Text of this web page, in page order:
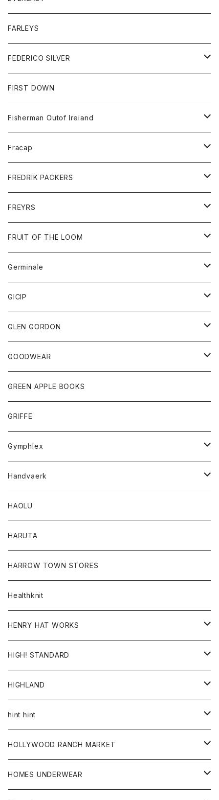
シャツ
セーター
ボトム
ショートパンツ
パンツ
レディース
コート
ジャケット
Tシャツ
ボトム
トップス
ジャケット
スエットシャツ
ボトム
スエットパンツ
グッズ
帽子
FARLEYS
FEDERICO SILVER
アクセサリー
FIRST DOWN
Fisherman Outof Ireiand
ニット
Fracap
グッズ
靴
FREDRIK PACKERS
アクセサリー
バッグ
FREYRS
サングラス
FRUIT OF THE LOOM
アウター
パーカー
グッズ
ネクタイ
チーフ
トップス
シャツ
タンクトップ
ボトム
ショートパンツ
スカート
レディース
スカート
Tシャツ
Germinale
靴
サンダル
GICIP
トップス
Tシャツ
GLEN GORDON
グッズ
手袋
GOODWEAR
トップス
Tシャツ
GREEN APPLE BOOKS
GRIFFE
Gymphlex
アウター
カーディガン
コート
トップス
シャツ
スウェット
レディース
カーディガン
コート
ボトム
パンツ
Handvaerk
トップス
Tシャツ
ロンTEE
HAOLU
HARUTA
HARROW TOWN STORES
Healthknit
HENRY HAT WORKS
帽子
HIGH! STANDARD
アウター
ジャケット
トップス
シャツ
カーディガン
ボトム
グッズ
HIGHLAND
帽子
hint hint
ストール
HOLLYWOOD RANCH MARKET
アウター
HOMES UNDERWEAR